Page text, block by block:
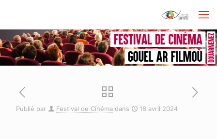
Publié par Festival de Cinéma dans 16 avril 2024